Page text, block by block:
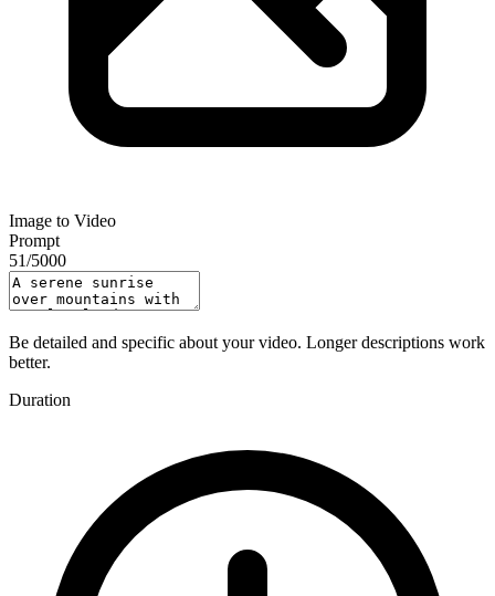
Image to Video
Prompt
51/5000
Be detailed and specific about your video. Longer descriptions work
better.
Duration